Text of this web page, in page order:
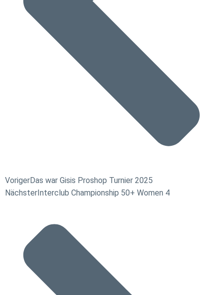
VorigerDas war Gisis Proshop Turnier 2025
Nächster Interclub Championship 50+ Women 4